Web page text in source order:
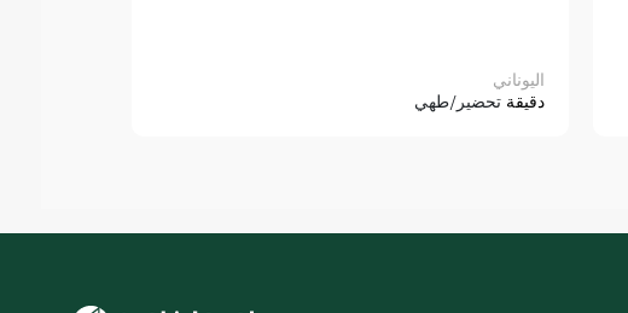
اليوناني
دقيقة تحضير/طهي